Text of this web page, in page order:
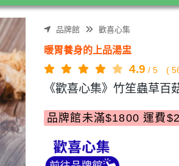
品牌館 歡喜心集
暖胃養身的上品湯盅
4.9 / 5 (
《歡喜心集》竹笙蟲草百
品牌館未滿$1800 運費